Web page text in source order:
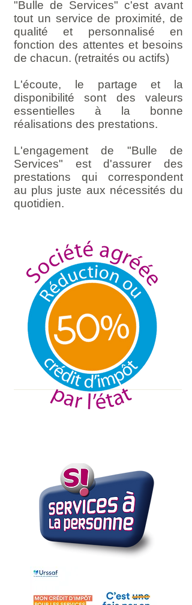
"Bulle de Services" c'est avant
tout un service de proximité, de
qualité et personnalisé en
fonction des attentes et besoins
de chacun. (retraités ou actifs)
L'écoute, le partage et la
disponibilité sont des valeurs
essentielles à la bonne
réalisations des prestations.
L'engagement de "Bulle de
Services" est d'assurer des
prestations qui correspondent
au plus juste aux nécessités du
quotidien.